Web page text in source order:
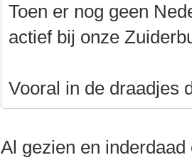
Toen er nog geen
actief bij onze
Vooral in de draadjes
Al gezien en